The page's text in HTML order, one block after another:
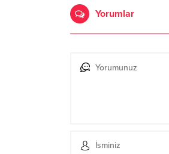
Yorumlar